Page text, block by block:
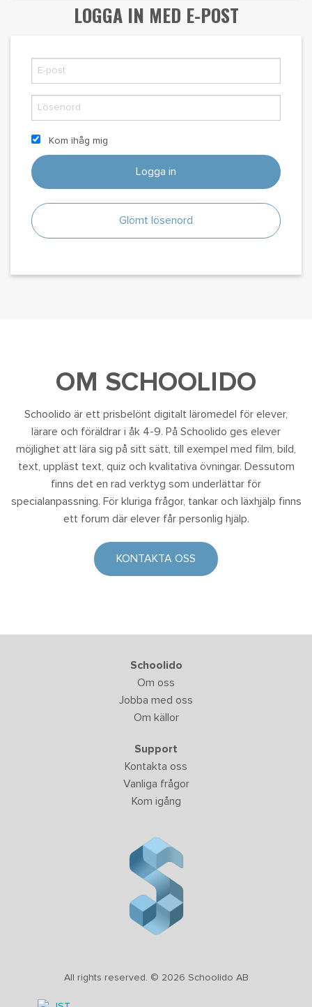
LOGGA IN MED E-POST
Kom ihåg mig
Logga in
Glömt lösenord
OM SCHOOLIDO
Schoolido är ett prisbelönt digitalt läromedel för elever,
lärare och föräldrar i åk 4-9. På Schoolido ges elever
möjlighet att lära sig på sitt sätt, till exempel med film, bild,
text, uppläst text, quiz och kvalitativa övningar. Dessutom
finns det en rad verktyg som underlättar för
specialanpassning. För kluriga frågor, tankar och läxhjälp finns
ett forum där elever får personlig hjälp.
KONTAKTA OSS
Schoolido
Om oss
Jobba med oss
Om källor
Support
Kontakta oss
Vanliga frågor
Kom igång
All rights reserved. © 2026 Schoolido AB